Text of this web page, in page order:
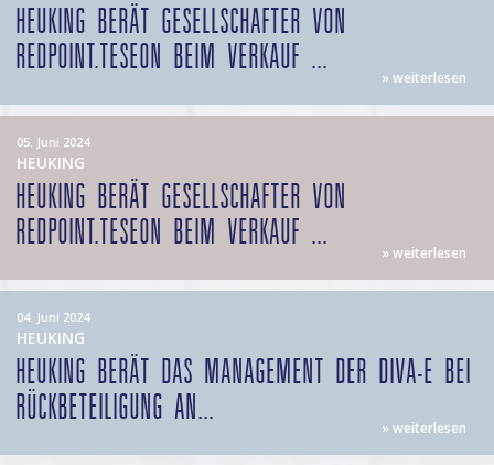
HEUKING BERÄT GESELLSCHAFTER VON
REDPOINT.TESEON BEIM VERKAUF ...
» weiterlesen
05. Juni 2024
HEUKING
HEUKING BERÄT GESELLSCHAFTER VON
REDPOINT.TESEON BEIM VERKAUF ...
» weiterlesen
04. Juni 2024
HEUKING
HEUKING BERÄT DAS MANAGEMENT DER DIVA-E BEI
RÜCKBETEILIGUNG AN...
» weiterlesen